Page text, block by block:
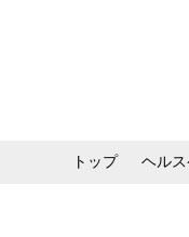
トップ ヘル